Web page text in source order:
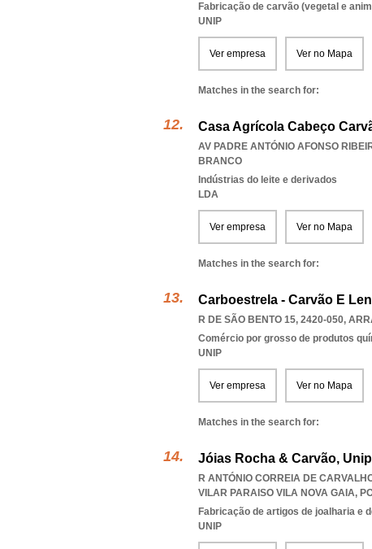
Fabricação de carvão (vegetal e
UNIP
Ver empresa Ver no Mapa
Matches in the search for:
Casa Agrícola Cabeço
AV PADRE ANTÓNIO AFONSO
BRANCO
Indústrias do leite e derivados
LDA
Ver empresa Ver no Mapa
Matches in the search for:
Carboestrela - Carvão E
R DE SÃO BENTO 15, 2420-050,
Comércio por grosso de produtos
UNIP
Ver empresa Ver no Mapa
Matches in the search for:
Jóias Rocha & Carvão,
R ANTÓNIO CORREIA DE
VILAR PARAISO VILA NOVA GAIA,
Fabricação de artigos de joalharia e
UNIP